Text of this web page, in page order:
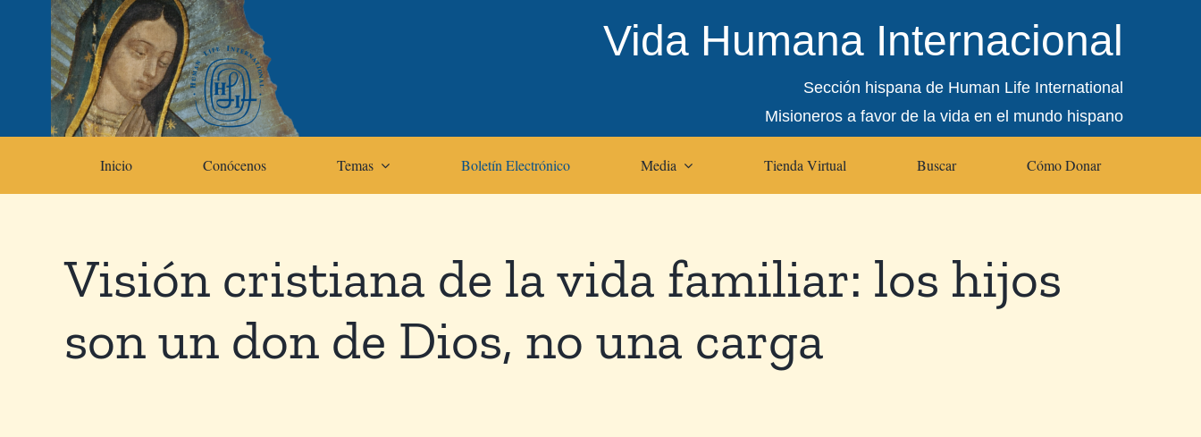
Vida Humana Internacional
Sección hispana de Human Life International
Misioneros a favor de la vida en el mundo hispano
Inicio Conócenos Temas Boletín Electrónico Media Tienda Virtual Buscar Cómo Donar
Visión cristiana de la vida familiar: los hijos
son un don de Dios, no una carga